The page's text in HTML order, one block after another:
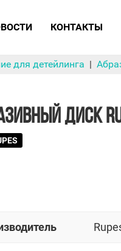
КОНТАКТЫ
для детейлинга
ДИСК